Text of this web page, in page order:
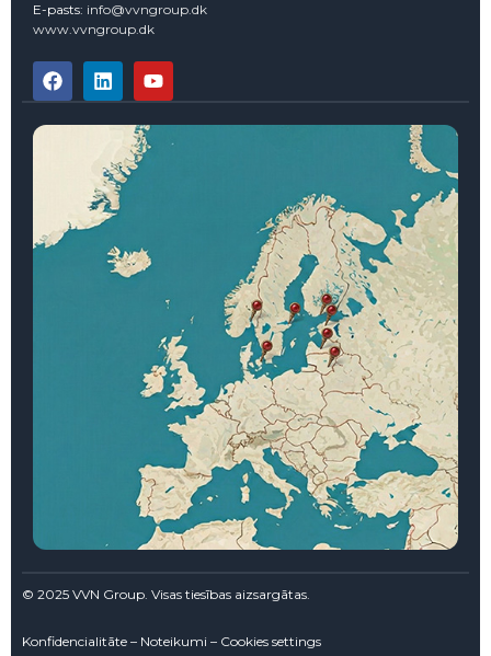
E-pasts: info@vvngroup.dk
www.vvngroup.dk
© 2025 VVN Group. Visas tiesības aizsargātas.
Konfidencialitāte – Noteikumi – Cookies settings